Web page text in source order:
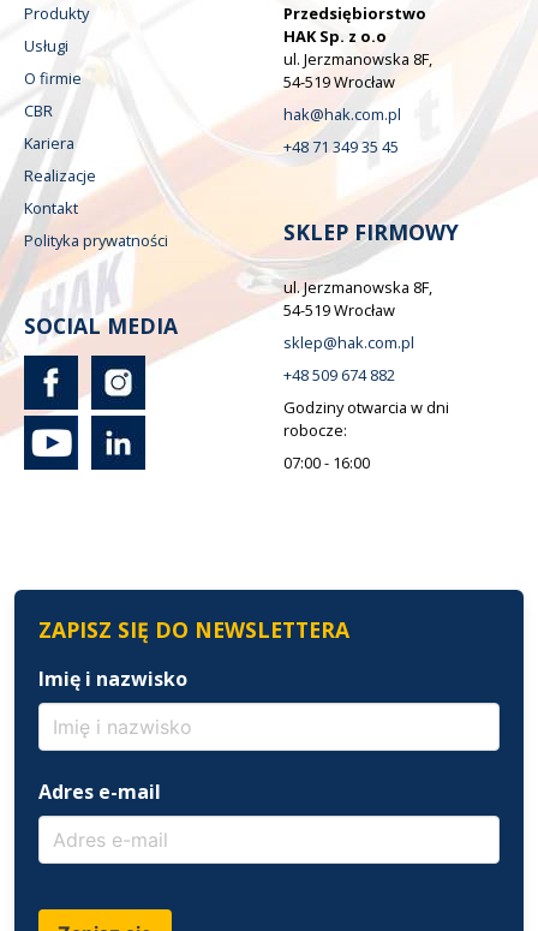
Produkty
Usługi
O firmie
CBR
Kariera
Realizacje
Kontakt
Polityka prywatności
SOCIAL MEDIA
Przedsiębiorstwo
HAK Sp. z o.o
ul. Jerzmanowska 8F,
54-519 Wrocław
hak@hak.com.pl
+48 71 349 35 45
SKLEP FIRMOWY
ul. Jerzmanowska 8F,
54-519 Wrocław
sklep@hak.com.pl
+48 509 674 882
Godziny otwarcia w dni
robocze:
07:00 - 16:00
ZAPISZ SIĘ DO NEWSLETTERA
Imię i nazwisko
Adres e-mail